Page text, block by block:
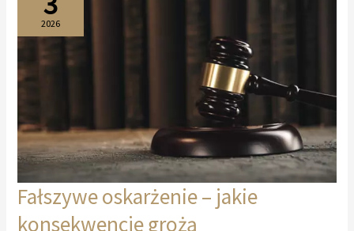
2026
Fałszywe oskarżenie – jakie
konsekwencje grożą